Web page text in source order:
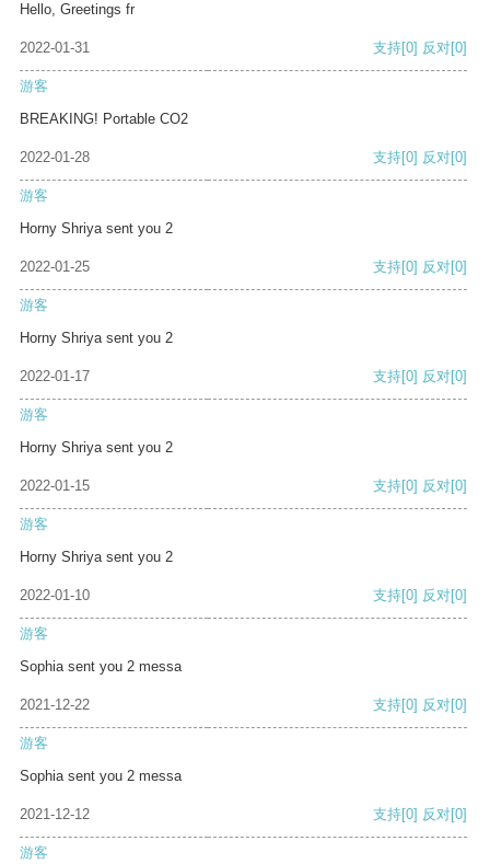
Hello, Greetings fr
2022-01-31 支持[0] 反对[0]
游客
BREAKING! Portable CO2
2022-01-28 支持[0] 反对[0]
游客
Horny Shriya sent you 2
2022-01-25 支持[0] 反对[0]
游客
Horny Shriya sent you 2
2022-01-17 支持[0] 反对[0]
游客
Horny Shriya sent you 2
2022-01-15 支持[0] 反对[0]
游客
Horny Shriya sent you 2
2022-01-10 支持[0] 反对[0]
游客
Sophia sent you 2 messa
2021-12-22 支持[0] 反对[0]
游客
Sophia sent you 2 messa
2021-12-12 支持[0] 反对[0]
游客